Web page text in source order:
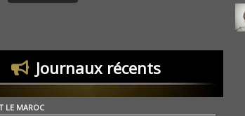
Journaux récents
LE MAROC